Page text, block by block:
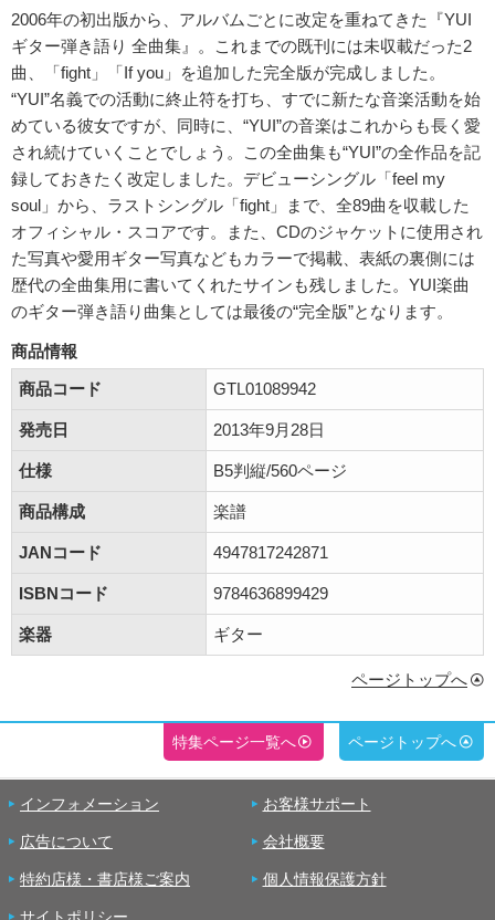
2006年の初出版から、アルバムごとに改定を重ねてきた『YUI
ギター弾き語り 全曲集』。これまでの既刊には未収載だった2
曲、「fight」「If you」を追加した完全版が完成しました。
“YUI”名義での活動に終止符を打ち、すでに新たな音楽活動を始
めている彼女ですが、同時に、“YUI”の音楽はこれからも長く愛
され続けていくことでしょう。この全曲集も“YUI”の全作品を記
録しておきたく改定しました。デビューシングル「feel my
soul」から、ラストシングル「fight」まで、全89曲を収載した
オフィシャル・スコアです。また、CDのジャケットに使用され
た写真や愛用ギター写真などもカラーで掲載、表紙の裏側には
歴代の全曲集用に書いてくれたサインも残しました。YUI楽曲
のギター弾き語り曲集としては最後の“完全版”となります。
商品情報
商品コード
GTL01089942
発売日 2013年9月28日
仕様 B5判縦/560ページ
商品構成 楽譜
JANコード 4947817242871
ISBNコード 9784636899429
楽器 ギター
ページトップへ
特集ページ一覧へ ページトップへ
インフォメーション お客様サポート
広告について 会社概要
特約店様・書店様ご案内 個人情報保護方針